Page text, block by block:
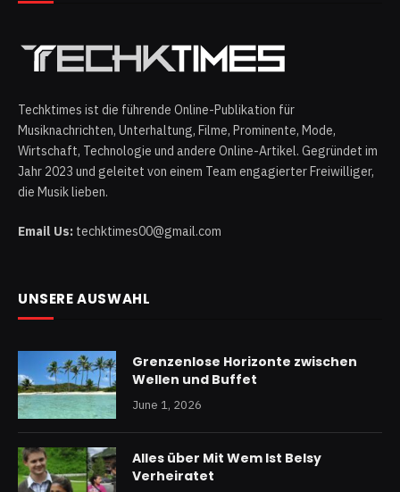
Techktimes ist die führende Online-Publikation für
Musiknachrichten, Unterhaltung, Filme, Prominente, Mode,
Wirtschaft, Technologie und andere Online-Artikel. Gegründet im
Jahr 2023 und geleitet von einem Team engagierter Freiwilliger,
die Musik lieben.
Email Us: techktimes00@gmail.com
UNSERE AUSWAHL
Grenzenlose Horizonte zwischen
Wellen und Buffet
June 1, 2026
Alles über Mit Wem Ist Belsy
Verheiratet